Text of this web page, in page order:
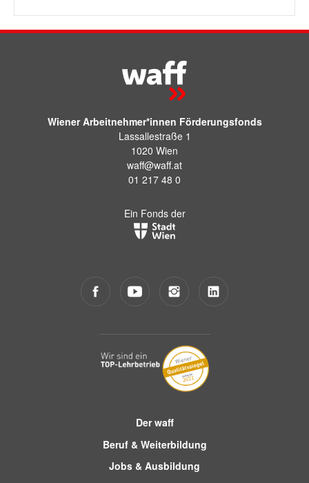
Wiener Arbeitnehmer*innen Förderungsfonds
Lassallestraße 1
1020 Wien
waff@waff.at
01 217 48 0
Ein Fonds der
Der waff
Beruf & Weiterbildung
Jobs & Ausbildung